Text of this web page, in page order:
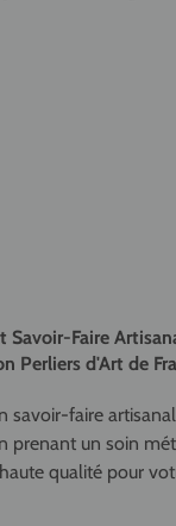
Savoir-Faire
Perliers d'Art de
savoir-faire
prenant un soin
qualité pour